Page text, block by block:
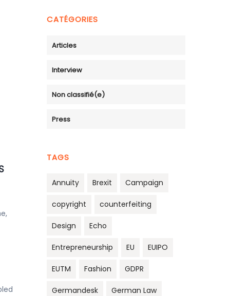
CATÉGORIES
Articles
Interview
Non classifié(e)
Press
TAGS
Annuity Brexit Campaign
copyright counterfeiting
Design Echo
Entrepreneurship EU EUIPO
EUTM Fashion GDPR
Germandesk German Law